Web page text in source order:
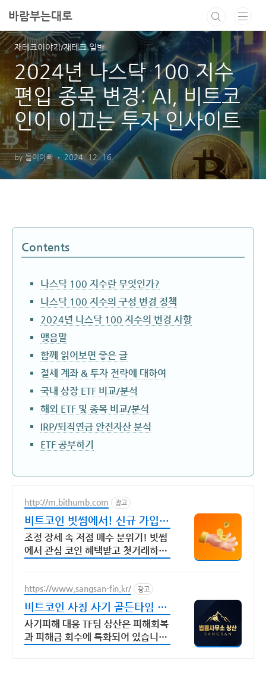
바람부는대로
재테크이야기/재테크 일반
2024년 나스닥 100 지수
편입 종목 변경: AI, 비트코
인이 이끄는 투자 인사이트
by 돌이아빠 2024. 12. 16.
Contents
나스닥 100 지수란 무엇인가?
나스닥 100 지수의 구성 변경 정책
2024년 나스닥 100 지수의 변경 사항
맺음말
함께 읽어보면 좋은 글
절세 계좌 & 투자 전략에 대하여
국내 상장 ETF 비교/분석
해외 ETF 및 종목 비교/분석
IRP/퇴직연금 안전자산 분석
ETF 공부하기
http://m.bithumb.com 광고
비트코인 빗썸에서! 신규 가입
시 5만원 혜택
조정 장세 속 저점 매수 분위기! 빗썸
에서 관심 코인 혜택받고 첫거래하세
https://www.sangsan-fin.kr/ 광고
비트코인 사칭 사기 골든타임 대
응
사기피해 대응 TF팀 상산은 피해회복
과 피해금 회수에 특화되어 있습니다.